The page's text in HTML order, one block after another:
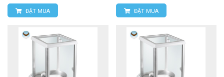
ĐẶT MUA ĐẶT MUA